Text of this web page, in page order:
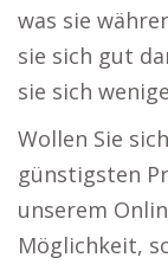
was sie
sie sich gut
sie sich
Wollen Sie
günstigsten
unserem
Möglichkeit,